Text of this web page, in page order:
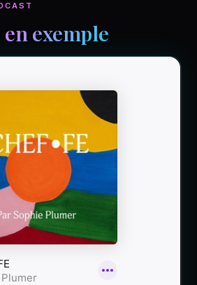
en exemple